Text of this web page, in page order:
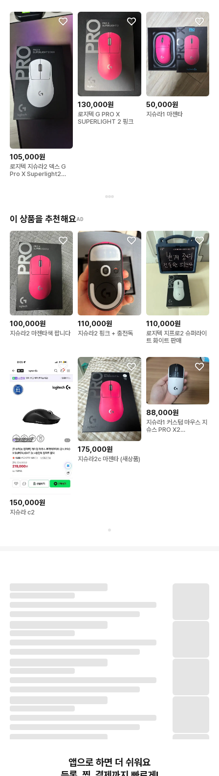
105,000원
로지텍 지슈라2 덱스 G
Pro X Superlight2
130,000원
로지텍 G PRO X
SUPERLIGHT 2 핑크
50,000원
지슈라1 마젠타
이 상품을 추천해요AD
100,000원
지슈라2 마젠타색 팝니다
110,000원
지슈라2 핑크 + 충전독
110,000원
로지텍 지프로2 슈퍼라이
트 화이트 판매
150,000원
지슈라 c2
175,000원
지슈라2c 마젠타 (새상품)
88,000원
지슈라1 커스텀 마우스 지
슈스 PRO X2
앱으로 하면 더 쉬워요